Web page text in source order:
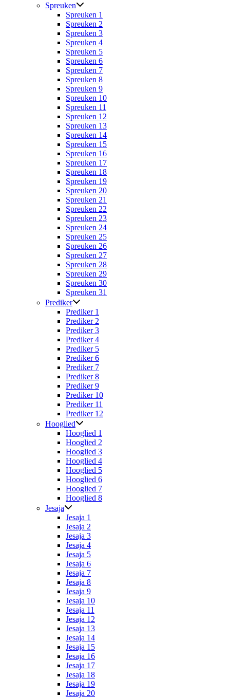
Spreuken
Spreuken 1
Spreuken 2
Spreuken 3
Spreuken 4
Spreuken 5
Spreuken 6
Spreuken 7
Spreuken 8
Spreuken 9
Spreuken 10
Spreuken 11
Spreuken 12
Spreuken 13
Spreuken 14
Spreuken 15
Spreuken 16
Spreuken 17
Spreuken 18
Spreuken 19
Spreuken 20
Spreuken 21
Spreuken 22
Spreuken 23
Spreuken 24
Spreuken 25
Spreuken 26
Spreuken 27
Spreuken 28
Spreuken 29
Spreuken 30
Spreuken 31
Prediker
Prediker 1
Prediker 2
Prediker 3
Prediker 4
Prediker 5
Prediker 6
Prediker 7
Prediker 8
Prediker 9
Prediker 10
Prediker 11
Prediker 12
Hooglied
Hooglied 1
Hooglied 2
Hooglied 3
Hooglied 4
Hooglied 5
Hooglied 6
Hooglied 7
Hooglied 8
Jesaja
Jesaja 1
Jesaja 2
Jesaja 3
Jesaja 4
Jesaja 5
Jesaja 6
Jesaja 7
Jesaja 8
Jesaja 9
Jesaja 10
Jesaja 11
Jesaja 12
Jesaja 13
Jesaja 14
Jesaja 15
Jesaja 16
Jesaja 17
Jesaja 18
Jesaja 19
Jesaja 20